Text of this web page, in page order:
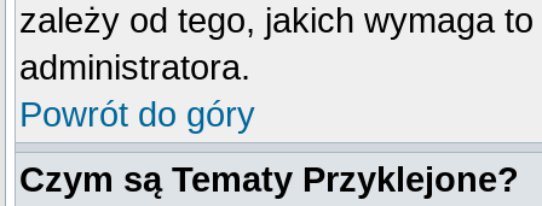
zależy od tego, jakich wymaga
administratora.
Powrót do góry
Czym są Tematy Przyklejone?